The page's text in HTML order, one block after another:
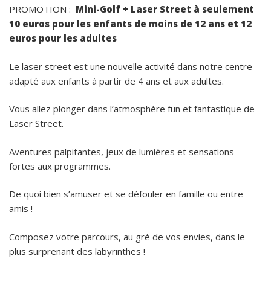
PROMOTION : Mini-Golf + Laser Street à seulement
10 euros pour les enfants de moins de 12 ans et 12
euros pour les adultes
Le laser street est une nouvelle activité dans notre centre
adapté aux enfants à partir de 4 ans et aux adultes.
Vous allez plonger dans l’atmosphère fun et fantastique de
Laser Street.
Aventures palpitantes, jeux de lumières et sensations
fortes aux programmes.
De quoi bien s’amuser et se défouler en famille ou entre
amis !
Composez votre parcours, au gré de vos envies, dans le
plus surprenant des labyrinthes !